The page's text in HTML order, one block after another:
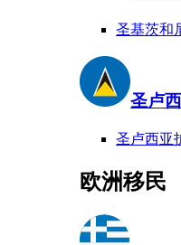
圣基茨和
圣卢
圣卢西亚
欧洲移民